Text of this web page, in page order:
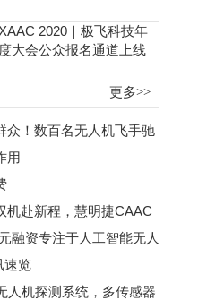
XAAC 2020｜极飞科技年
度大会公众报名通道上线
更多>>
众！数百名无人机飞手驰
子
用
机赴新程，慧明捷CAAC
融资专注于人工智能无人
速览
人机探测系统，多传感器